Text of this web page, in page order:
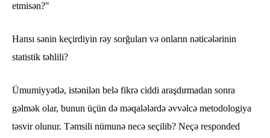
etmisən?"
Hansı sənin keçirdiyin rəy sorğuları və onların nəticələrinin
statistik təhlili?
Ümumiyyətlə, istənilən belə fikrə ciddi araşdırmadan sonra
gəlmək olar, bunun üçün də məqalələrdə əvvəlcə metodologiya
təsvir olunur. Təmsili nümunə necə seçilib? Neçə responded